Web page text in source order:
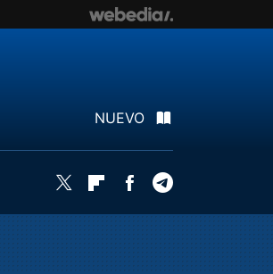
NUEVO
Twitter FlipboardFacebook